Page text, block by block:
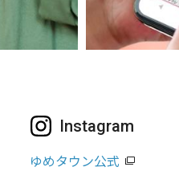
Instagram
ゆめタウン公式